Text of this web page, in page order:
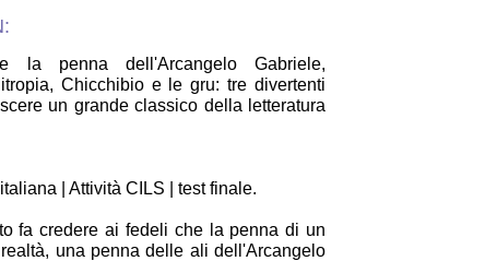
la penna dell'Arcangelo Gabriele,
Chicchibio e le gru: tre divertenti
un grande classico della letteratura
| Attività CILS | test finale.
fa credere ai fedeli che la penna di un
una penna delle ali dell'Arcangelo